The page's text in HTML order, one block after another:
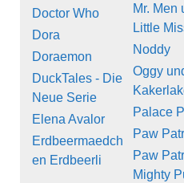
Doctor Who
Dora
Doraemon
DuckTales - Die
Neue Serie
Elena Avalor
Erdbeermaedch
en Erdbeerli
Mr. Men
Little
Noddy
Oggy
Palace
Paw
Paw
Mighty